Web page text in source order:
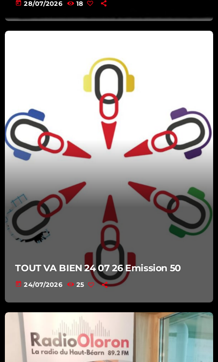
today 28/07/2026 18
TOUT VA BIEN 24 07 26 Emission 50
today 24/07/2026 25